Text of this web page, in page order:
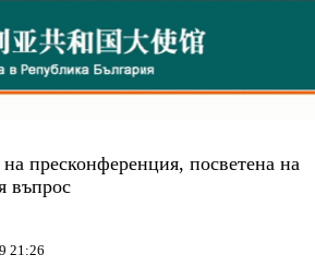
пресконференция, посветена на
въпрос
21:26